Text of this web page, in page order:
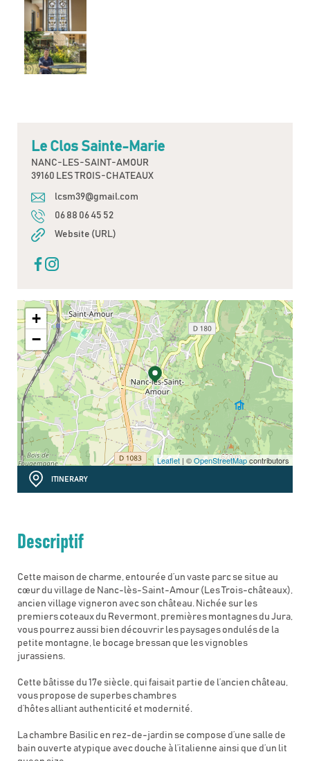
Le Clos Sainte-Marie
NANC-LES-SAINT-AMOUR
39160 LES TROIS-CHATEAUX
lcsm39@gmail.com
06 88 06 45 52
Website (URL)
+
−
Leaflet | ©OpenStreetMapcontributors
ITINERARY
Descriptif
Cette maison de charme, entourée d’un vaste parc se situe au
cœur du village de Nanc-lès-Saint-Amour (Les Trois-châteaux),
ancien village vigneron avec son château. Nichée sur les
premiers coteaux du Revermont, premières montagnes du Jura,
vous pourrez aussi bien découvrir les paysages ondulés de la
petite montagne, le bocage bressan que les vignobles
jurassiens.
Cette bâtisse du 17e siècle, qui faisait partie de l’ancien château,
vous propose de superbes chambres
d’hôtes alliant authenticité et modernité.
La chambre Basilic en rez-de-jardin se compose d’une salle de
bain ouverte atypique avec douche à l’italienne ainsi que d’un lit